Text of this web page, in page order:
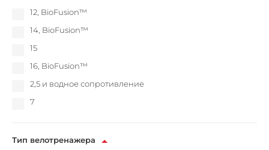
12, BioFusion™
14, BioFusion™
15
16, BioFusion™
2,5 и водное сопротивление
7
Тип велотренажера